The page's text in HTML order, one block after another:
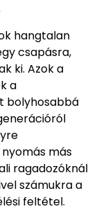
hangtalan
csapásra,
ki. Azok a
a
bolyhosabbá
más
ragadozóknál
számukra a
feltétel.